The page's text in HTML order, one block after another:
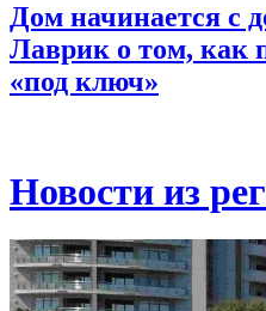
Дом начинается с
Лаврик о том, как
«под ключ»
Новости из